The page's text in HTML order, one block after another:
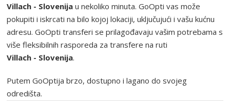
Villach - Slovenija u nekoliko minuta. GoOpti vas može
pokupiti i iskrcati na bilo kojoj lokaciji, uključujući i vašu kućnu
adresu. GoOpti transferi se prilagođavaju vašim potrebama s
više fleksibilnih rasporeda za transfere na ruti
Villach - Slovenija.
Putem GoOptija brzo, dostupno i lagano do svojeg
odredišta.